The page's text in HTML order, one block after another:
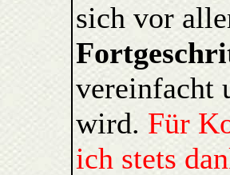
sich vor
vereinfacht
wird. Für
ich stets